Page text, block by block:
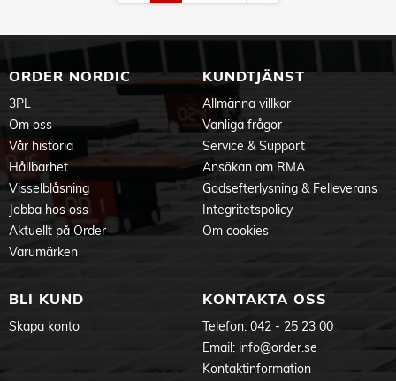
ORDER NORDIC
3PL
Om oss
Vår historia
Hållbarhet
Visselblåsning
Jobba hos oss
Aktuellt på Order
Varumärken
KUNDTJÄNST
Allmänna villkor
Vanliga frågor
Service & Support
Ansökan om RMA
Godsefterlysning & Felleverans
Integritetspolicy
Om cookies
BLI KUND
Skapa konto
KONTAKTA OSS
Telefon: 042 - 25 23 00
Email: info@order.se
Kontaktinformation